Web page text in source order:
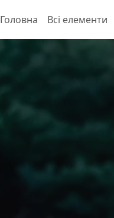
Головна Всі елементи